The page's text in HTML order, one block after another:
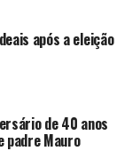
após a eleição
de 40 anos
padre Mauro